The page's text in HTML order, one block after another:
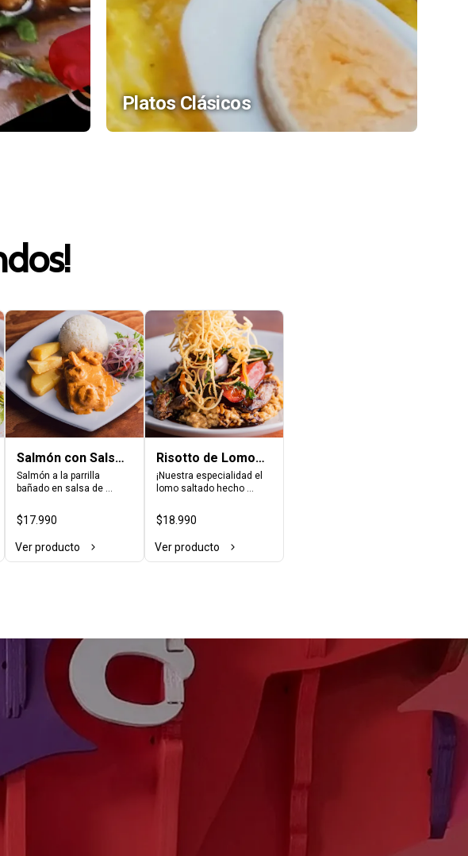
Platos Clásicos
Salmón con Salsa
de Camarones
Salmón a la parrilla
bañado en salsa de
de arroz blanco, yucas
fritas y salsa criolla.
$17.990
Ver producto
Risotto de Lomo
Saltado
¡Nuestra especialidad el
lomo saltado hecho
probarlo!
$18.990
Ver producto